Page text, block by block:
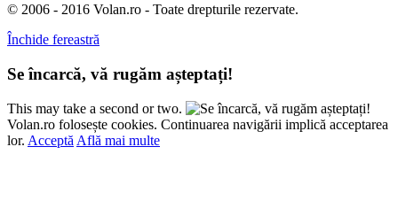
© 2006 - 2016 Volan.ro - Toate drepturile rezervate.
Închide fereastră
Se încarcă, vă rugăm așteptați!
This may take a second or two.
Volan.ro folosește cookies. Continuarea navigării implică acceptarea
lor. Acceptă Află mai multe